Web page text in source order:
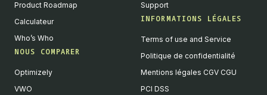
Product Roadmap
Calculateur
Who’s Who
NOUS COMPARER
Optimizely
VWO
Support
INFORMATIONS LÉGALES
Terms of use and Service
Politique de confidentialité
Mentions légales CGV CGU
PCI DSS